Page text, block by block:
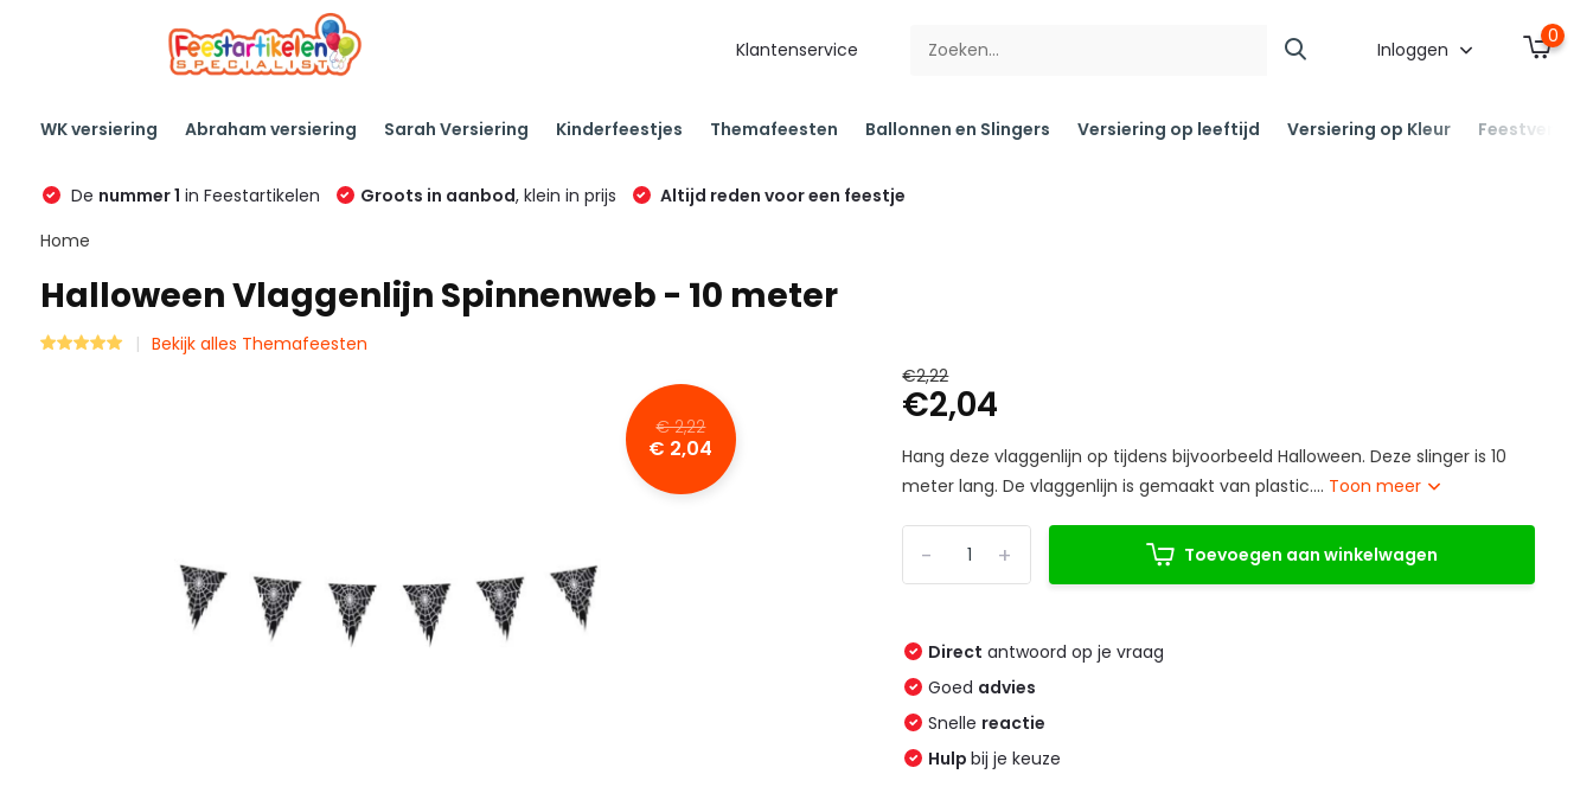
Klantenservice Inloggen
0
WK versiering Abraham versiering Sarah Versiering Kinderfeestjes Themafeesten Ballonnen en Slingers Versiering op leeftijd Versiering op Kleur
De nummer 1 in Feestartikelen Groots in aanbod, klein in prijs
Altijd reden voor een feestje
Home
Halloween Vlaggenlijn Spinnenweb - 10 meter
Bekijk alles Themafeesten
€ 2,22
€ 2,04
€2,22
€2,04
Hang deze vlaggenlijn op tijdens bijvoorbeeld Halloween. Deze slinger is 10
meter lang. De vlaggenlijn is gemaakt van plastic.... Toon meer
+
- Toevoegen aan winkelwagen
Direct antwoord op je vraag
Goed advies
Snelle reactie
Hulpbij je keuze